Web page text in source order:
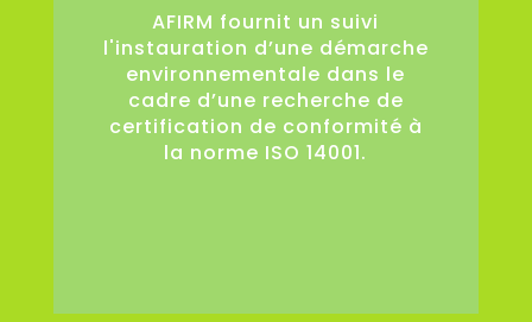
AFIRM fournit un suivi
l'instauration d’une démarche
environnementale dans le
cadre d’une recherche de
certification de conformité à
la norme ISO 14001.